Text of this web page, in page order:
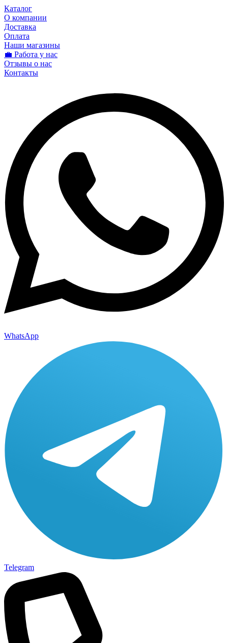
Каталог
О компании
Доставка
Оплата
Наши магазины
💼 Работа у нас
Отзывы о нас
Контакты
WhatsApp
Telegram